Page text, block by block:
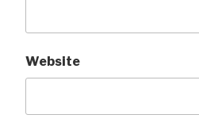
Website